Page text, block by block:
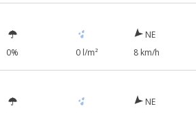
0% 0 l/m²
NE
8 km/h
NE